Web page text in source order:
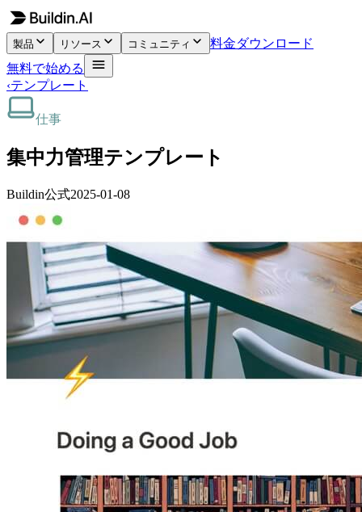
製品 リソース コミュニティ 料金ダウンロード
無料で始める
‹テンプレート
仕事
集中力管理テンプレート
Buildin公式2025-01-08